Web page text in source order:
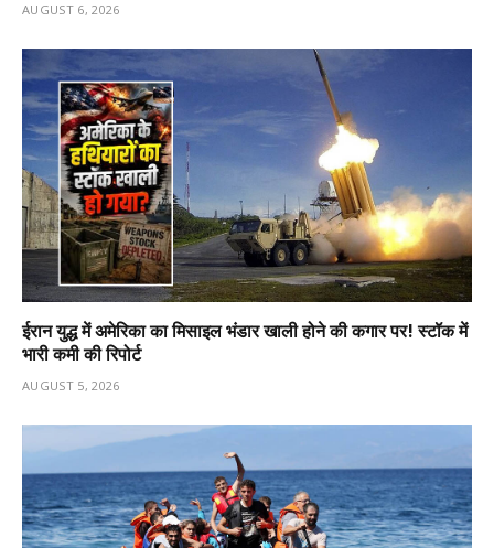
AUGUST 6, 2026
ईरान युद्ध में अमेरिका का मिसाइल भंडार खाली होने की कगार पर! स्टॉक में
भारी कमी की रिपोर्ट
AUGUST 5, 2026